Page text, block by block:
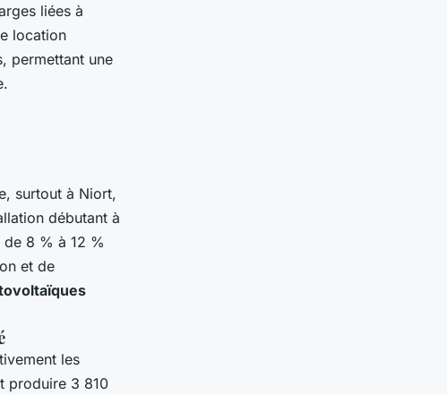
liées à
location
permettant une
surtout à Niort,
débutant à
8 % à 12 %
et de
les
produire 3 810